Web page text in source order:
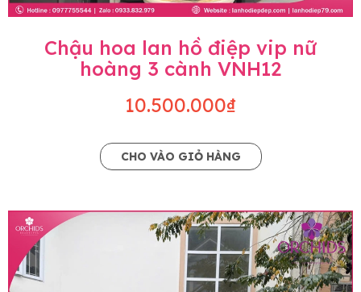
Chậu hoa lan hồ điệp vip nữ
hoàng 3 cành VNH12
10.500.000₫
CHO VÀO GIỎ HÀNG